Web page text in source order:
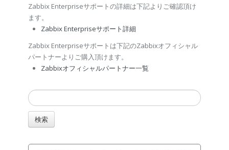
Zabbix Enterpriseサポートの詳細は下記よりご確認頂け
ます。
Zabbix Enterpriseサポート詳細
Zabbix Enterpriseサポートは下記のZabbixオフィシャル
パートナーよりご購入頂けます。
Zabbixオフィシャルパートナー一覧